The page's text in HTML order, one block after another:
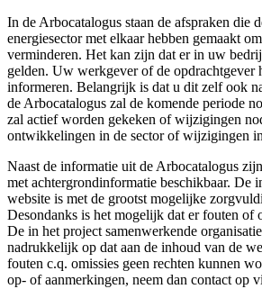
In de Arbocatalogus staan de afspraken die
energiesector met elkaar hebben gemaakt
verminderen. Het kan zijn dat er in uw
gelden. Uw werkgever of de opdrachtgever
informeren. Belangrijk is dat u dit zelf ook
de Arbocatalogus zal de komende periode
zal actief worden gekeken of wijzigingen
ontwikkelingen in de sector of wijzigingen
Naast de informatie uit de Arbocatalogus
met achtergrondinformatie beschikbaar. De
website is met de grootst mogelijke
Desondanks is het mogelijk dat er fouten of
De in het project samenwerkende
nadrukkelijk op dat aan de inhoud van de
fouten c.q. omissies geen rechten kunnen
op- of aanmerkingen, neem dan contact op